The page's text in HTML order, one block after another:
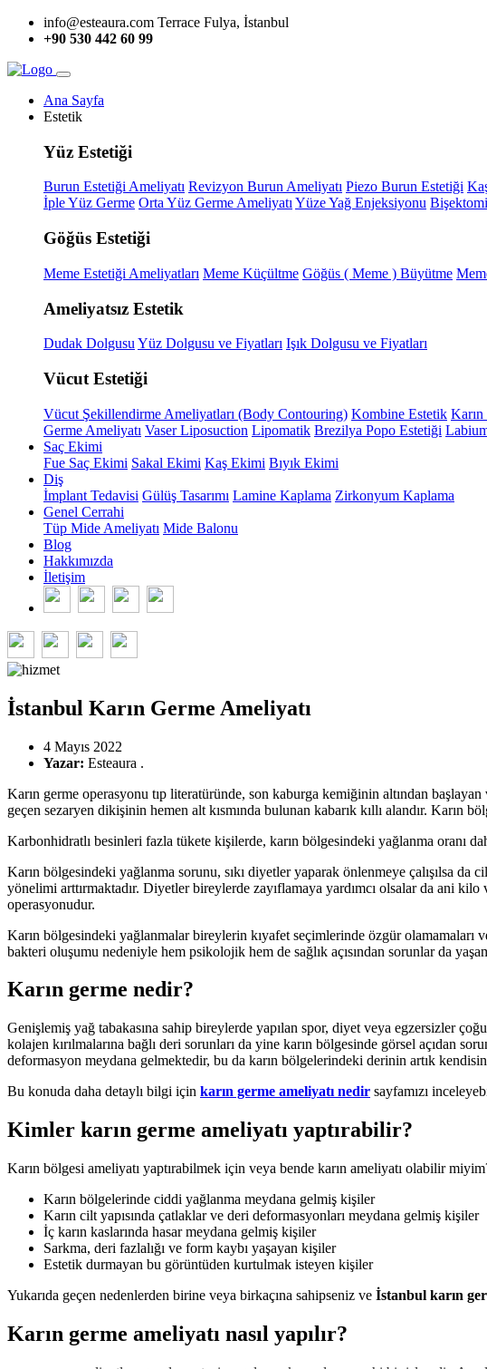
info@esteaura.com Terrace Fulya, İstanbul
+90 530 442 60 99
Ana Sayfa
Estetik
Yüz Estetiği
Burun Estetiği Ameliyatı Revizyon Burun Ameliyatı Piezo Burun Estetiği
İple Yüz Germe Orta Yüz Germe AmeliyatıYüze Yağ Enjeksiyonu
Göğüs Estetiği
Meme Estetiği Ameliyatları Meme Küçültme Göğüs ( Meme ) Büyütme
Ameliyatsız Estetik
Dudak Dolgusu Yüz Dolgusu ve Fiyatları Işık Dolgusu ve Fiyatları
Vücut Estetiği
Vücut Şekillendirme Ameliyatları (Body Contouring) Kombine Estetik
Germe Ameliyatı Vaser Liposuction Lipomatik Brezilya Popo Estetiği
Saç Ekimi
Fue Saç Ekimi Sakal Ekimi Kaş Ekimi Bıyık Ekimi
Diş
İmplant Tedavisi Gülüş Tasarımı Lamine Kaplama Zirkonyum Kaplama
Genel Cerrahi
Tüp Mide Ameliyatı Mide Balonu
Blog
Hakkımızda
İletişim
İstanbul Karın Germe Ameliyatı
4 Mayıs 2022
Yazar: Esteaura .
Karın germe operasyonu tıp literatüründe, son kaburga kemiğinin altından
geçen sezaryen dikişinin hemen alt kısmında bulunan kabarık kıllı alandır. Karın
Karbonhidratlı besinleri fazla tükete kişilerde, karın bölgesindeki yağlanma oranı
Karın bölgesindeki yağlanma sorunu, sıkı diyetler yaparak önlenmeye çalışılsa da
yönelimi arttırmaktadır. Diyetler bireylerde zayıflamaya yardımcı olsalar da ani
operasyonudur.
Karın bölgesindeki yağlanmalar bireylerin kıyafet seçimlerinde özgür olamamaları
bakteri oluşumu nedeniyle hem psikolojik hem de sağlık açısından sorunlar da
Karın germe nedir?
Genişlemiş yağ tabakasına sahip bireylerde yapılan spor, diyet veya egzersizler
kolajen kırılmalarına bağlı deri sorunları da yine karın bölgesinde görsel açıdan
deformasyon meydana gelmektedir, bu da karın bölgelerindeki derinin artık
Bu konuda daha detaylı bilgi için karın germe ameliyatı nedir sayfamızı
Kimler karın germe ameliyatı yaptırabilir?
Karın bölgesi ameliyatı yaptırabilmek için veya bende karın ameliyatı olabilir
Karın bölgelerinde ciddi yağlanma meydana gelmiş kişiler
Karın cilt yapısında çatlaklar ve deri deformasyonları meydana gelmiş kişiler
İç karın kaslarında hasar meydana gelmiş kişiler
Sarkma, deri fazlalığı ve form kaybı yaşayan kişiler
Estetik durmayan bu görüntüden kurtulmak isteyen kişiler
Yukarıda geçen nedenlerden birine veya birkaçına sahipseniz ve İstanbul karın
Karın germe ameliyatı nasıl yapılır?